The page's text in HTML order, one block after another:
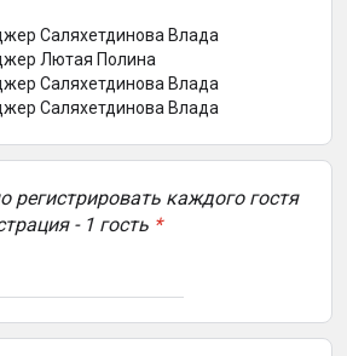
Саляхетдинова Влада
Лютая Полина
Саляхетдинова Влада
Саляхетдинова Влада
регистрировать каждого гостя
- 1 гость *